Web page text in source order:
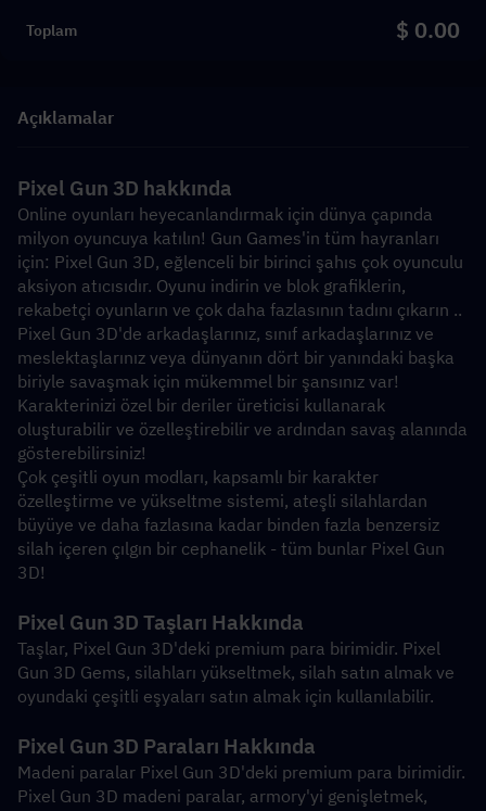
Toplam $ 0.00
Açıklamalar
Pixel Gun 3D hakkında
Online oyunları heyecanlandırmak için dünya çapında
milyon oyuncuya katılın! Gun Games'in tüm hayranları
için: Pixel Gun 3D, eğlenceli bir birinci şahıs çok oyunculu
aksiyon atıcısıdır. Oyunu indirin ve blok grafiklerin,
rekabetçi oyunların ve çok daha fazlasının tadını çıkarın ..
Pixel Gun 3D'de arkadaşlarınız, sınıf arkadaşlarınız ve
meslektaşlarınız veya dünyanın dört bir yanındaki başka
biriyle savaşmak için mükemmel bir şansınız var!
Karakterinizi özel bir deriler üreticisi kullanarak
oluşturabilir ve özelleştirebilir ve ardından savaş alanında
gösterebilirsiniz!
Çok çeşitli oyun modları, kapsamlı bir karakter
özelleştirme ve yükseltme sistemi, ateşli silahlardan
büyüye ve daha fazlasına kadar binden fazla benzersiz
silah içeren çılgın bir cephanelik - tüm bunlar Pixel Gun
3D!
Pixel Gun 3D Taşları Hakkında
Taşlar, Pixel Gun 3D'deki premium para birimidir. Pixel
Gun 3D Gems, silahları yükseltmek, silah satın almak ve
oyundaki çeşitli eşyaları satın almak için kullanılabilir.
Pixel Gun 3D Paraları Hakkında
Madeni paralar Pixel Gun 3D'deki premium para birimidir.
Pixel Gun 3D madeni paralar, armory'yi genişletmek,